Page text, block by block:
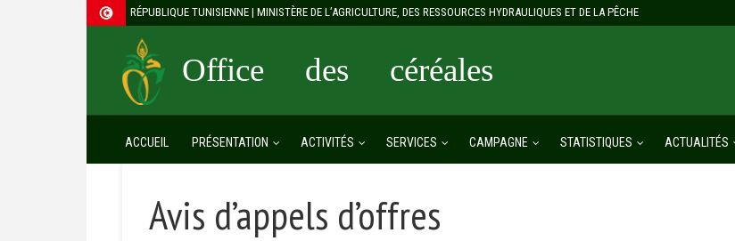
RÉPUBLIQUE TUNISIENNE | MINISTÈRE DE L’AGRICULTURE, DES RESSOURCES HYDRAULIQUES ET DE LA PÊCHE
Office des céréales
ACCUEIL PRÉSENTATION ACTIVITÉS SERVICES CAMPAGNE STATISTIQUES ACTUALITÉS
Avis d’appels d’offres